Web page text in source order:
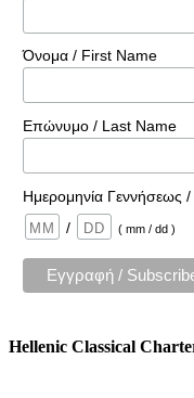
Όνομα / First Name
Επώνυμο / Last Name
Ημερομηνία Γεννήσεως
/
( mm / dd )
Hellenic Classical